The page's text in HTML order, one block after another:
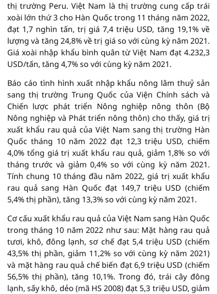
thị trường Peru. Việt Nam là thị trường cung cấp trái
xoài lớn thứ 3 cho Hàn Quốc trong 11 tháng năm 2022,
đạt 1,7 nghìn tấn, trị giá 7,4 triệu USD, tăng 19,1% về
lượng và tăng 24,8% về trị giá so với cùng kỳ năm 2021.
Giá xoài nhập khẩu bình quân từ Việt Nam đạt 4.232,3
USD/tấn, tăng 4,7% so với cùng kỳ năm 2021.
Báo cáo tình hình xuất nhập khẩu nông lâm thuỷ sản
sang thị trường Trung Quốc của Viện Chính sách và
Chiến lược phát triển Nông nghiệp nông thôn (Bộ
Nông nghiệp và Phát triển nông thôn) cho thấy, giá trị
xuất khẩu rau quả của Việt Nam sang thị trường Hàn
Quốc tháng 10 năm 2022 đạt 12,3 triệu USD, chiếm
4,0% tổng giá trị xuất khẩu rau quả, giảm 1,8% so với
tháng trước và giảm 0,4% so với cùng kỳ năm 2021.
Tính chung 10 tháng đầu năm 2022, giá trị xuất khẩu
rau quả sang Hàn Quốc đạt 149,7 triệu USD (chiếm
5,4% thị phần), tăng 13,3% so với cùng kỳ năm 2021.
Cơ cấu xuất khẩu rau quả của Việt Nam sang Hàn Quốc
trong tháng 10 năm 2022 như sau: Mặt hàng rau quả
tươi, khô, đông lạnh, sơ chế đạt 5,4 triệu USD (chiếm
43,5% thị phần, giảm 11,2% so với cùng kỳ năm 2021)
và mặt hàng rau quả chế biến đạt 6,9 triệu USD (chiếm
56,5% thị phần), tăng 10,1%. Trong đó, trái cây đông
lạnh, sấy khô, dẻo (mã HS 2008) đạt 5,3 triệu USD, giảm